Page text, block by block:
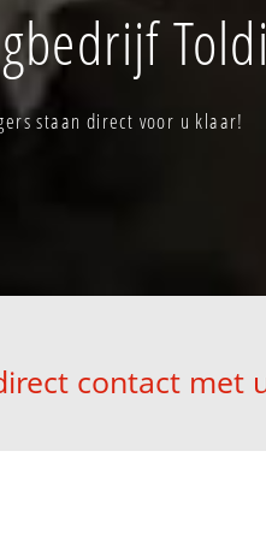
staan direct voor u klaar!
contact met